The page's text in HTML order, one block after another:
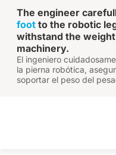
The engineer
foot to the robotic
withstand the
machinery.
El ingeniero
la pierna robótica,
soportar el peso del